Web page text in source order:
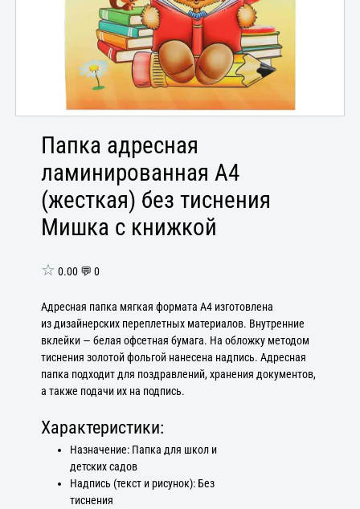
Папка адресная
ламинированная А4
(жесткая) без тиснения
Мишка с книжкой
☆ 0.00 💬 0
Адресная папка мягкая формата А4 изготовлена
из дизайнерских переплетных материалов. Внутренние
вклейки — белая офсетная бумага. На обложку методом
тиснения золотой фольгой нанесена надпись. Адресная
папка подходит для поздравлений, хранения документов,
а также подачи их на подпись.
Характеристики:
Назначение: Папка для школ и
детских садов
Надпись (текст и рисунок): Без
тиснения